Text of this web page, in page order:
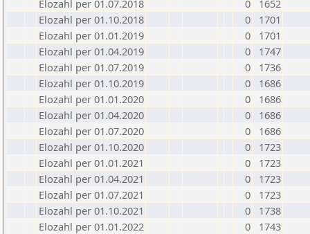
Elozahl per 01.07.2018
0
1652
Elozahl per 01.10.2018
0
1701
Elozahl per 01.01.2019
0
1701
Elozahl per 01.04.2019
0
1747
Elozahl per 01.07.2019
0
1736
Elozahl per 01.10.2019
0
1686
Elozahl per 01.01.2020
0
1686
Elozahl per 01.04.2020
0
1686
Elozahl per 01.07.2020
0
1686
Elozahl per 01.10.2020
0
1723
Elozahl per 01.01.2021
0
1723
Elozahl per 01.04.2021
0
1723
Elozahl per 01.07.2021
0
1723
Elozahl per 01.10.2021
0
1738
Elozahl per 01.01.2022
0
1743